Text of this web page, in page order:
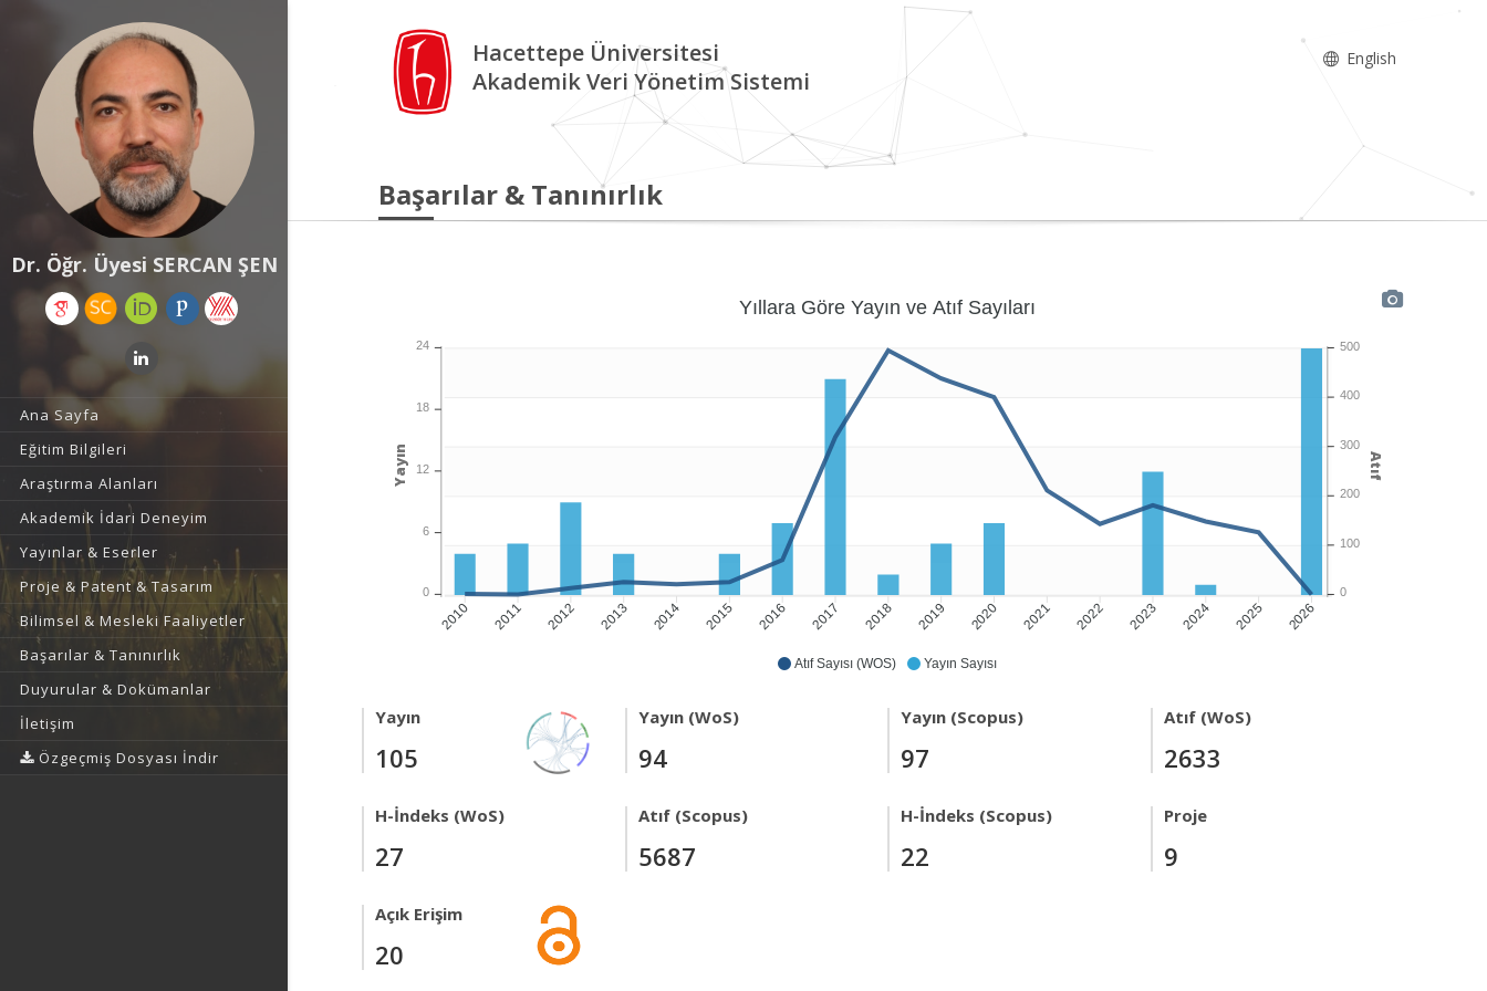
Dr. Öğr. Üyesi SERCAN ŞEN
Ana Sayfa
Eğitim Bilgileri
Araştırma Alanları
Akademik İdari Deneyim
Yayınlar & Eserler
Proje & Patent & Tasarım
Bilimsel & Mesleki Faaliyetler
Başarılar & Tanınırlık
Duyurular & Dokümanlar
İletişim
Özgeçmiş Dosyası İndir
Hacettepe Üniversitesi
Akademik Veri Yönetim Sistemi
English
Başarılar & Tanınırlık
Atıf Sayısı (WOS) Yayın Sayısı
2010 2011 2012 2013 2014 2015 2016 2017 2018 2019 2020 2021 2022 2023 2024 2025 2026
Yıllara Göre Yayın ve Atıf Sayıları
500
400
300
200
100
0
Atıf
24
18
12
6
0
Yayın
Yayın
105
Yayın (WoS)
94
Yayın (Scopus)
97
Atıf (WoS)
2633
H-İndeks (WoS)
27
Atıf (Scopus)
5687
H-İndeks (Scopus)
22
Proje
9
Açık Erişim
20